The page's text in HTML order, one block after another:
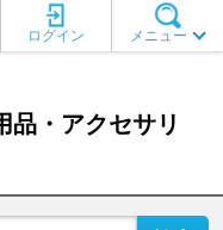
メニュー
ログイン
品・アクセサリ